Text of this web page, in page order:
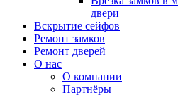
двери
Вскрытие сейфов
Ремонт замков
Ремонт дверей
О нас
О компании
Партнёры